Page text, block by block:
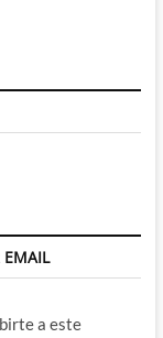
EMAIL
a este